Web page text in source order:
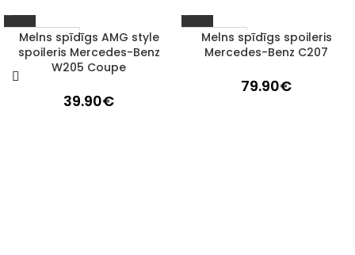
1–3 d. d.
Melns spīdīgs AMG style
spoileris Mercedes-Benz
W205 Coupe
39.90€
Izpārdots
Melns spīdīgs spoileris
Mercedes-Benz C207
79.90€